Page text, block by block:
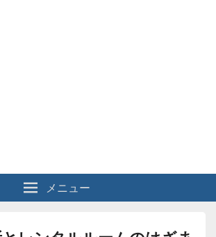
メニュー